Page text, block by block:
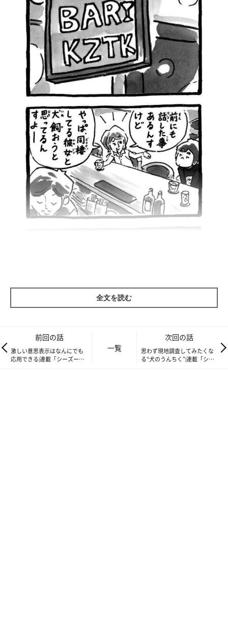
全文を読む
前回の話
激しい意思表示はなんにでも
応用できる|連載「シーズー犬
一覧
次回の話
思わず現地調査してみたくな
る“犬のうんちく”|連載「シー